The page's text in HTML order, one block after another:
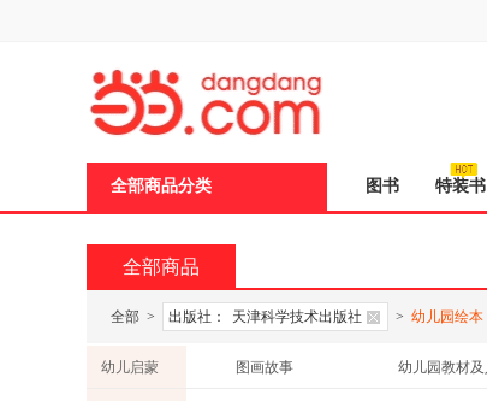
全部商品分类 图书 特装书
全部商品
全部 > 出版社： 天津科学技术出版社 > 幼儿园绘本
幼儿启蒙 图画故事
页